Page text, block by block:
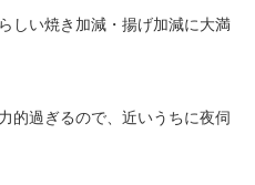
しい焼き加減・揚げ加減に大満
的過ぎるので、近いうちに夜伺